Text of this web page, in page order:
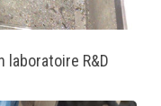
laboratoire R&D